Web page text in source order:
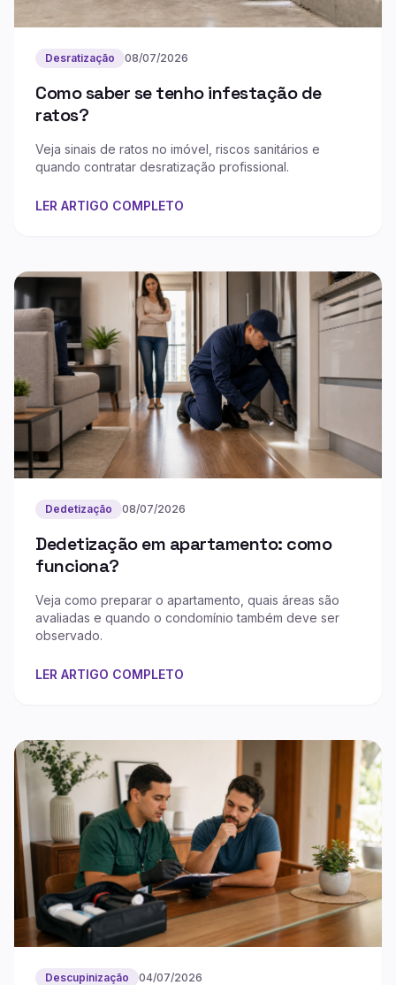
Desratização 08/07/2026
Como saber se tenho infestação de
ratos?
Veja sinais de ratos no imóvel, riscos sanitários e
quando contratar desratização profissional.
LER ARTIGO COMPLETO
Dedetização 08/07/2026
Dedetização em apartamento: como
funciona?
Veja como preparar o apartamento, quais áreas são
avaliadas e quando o condomínio também deve ser
observado.
LER ARTIGO COMPLETO
Descupinização 04/07/2026